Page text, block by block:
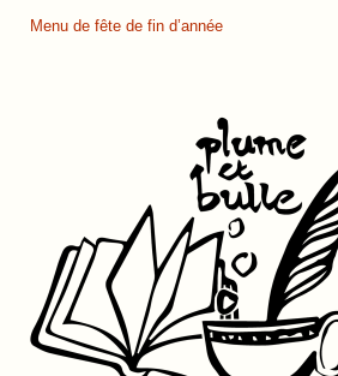
Menu de fête de fin d’année